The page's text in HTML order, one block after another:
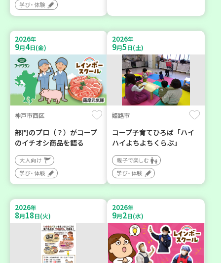
学び・体験
2026年
9月4日(金)
神戸市西区
部門のプロ（？）がコープ
のイチオシ商品を語る
大人向け
学び・体験
2026年
9月5日(土)
姫路市
コープ子育てひろば「ハイ
ハイよちよちくらぶ」
親子で楽しむ
学び・体験
2026年
8月18日(火)
2026年
9月2日(水)